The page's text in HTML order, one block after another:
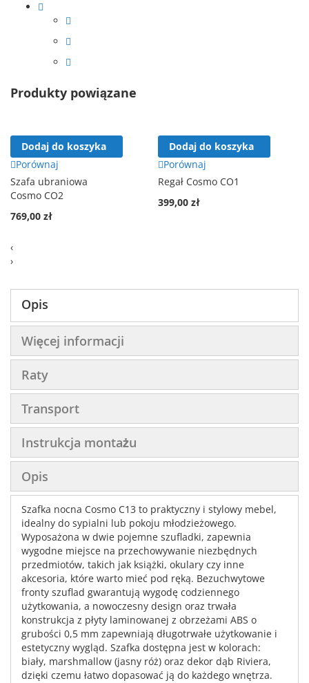
Produkty powiązane
Dodaj do koszyka
Porównaj
Szafa ubraniowa
Cosmo CO2
769,00 zł
Dodaj do koszyka
Porównaj
Regał Cosmo CO1
399,00 zł
‹
›
Opis
Więcej informacji
Raty
Transport
Instrukcja montażu
Opis
Szafka nocna Cosmo C13 to praktyczny i stylowy mebel,
idealny do sypialni lub pokoju młodzieżowego.
Wyposażona w dwie pojemne szufladki, zapewnia
wygodne miejsce na przechowywanie niezbędnych
przedmiotów, takich jak książki, okulary czy inne
akcesoria, które warto mieć pod ręką. Bezuchwytowe
fronty szuflad gwarantują wygodę codziennego
użytkowania, a nowoczesny design oraz trwała
konstrukcja z płyty laminowanej z obrzeżami ABS o
grubości 0,5 mm zapewniają długotrwałe użytkowanie i
estetyczny wygląd. Szafka dostępna jest w kolorach:
biały, marshmallow (jasny róż) oraz dekor dąb Riviera,
dzięki czemu łatwo dopasować ją do każdego wnętrza.